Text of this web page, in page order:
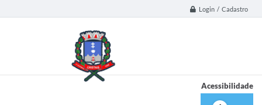
Login / Cadastro
Acessibilidade